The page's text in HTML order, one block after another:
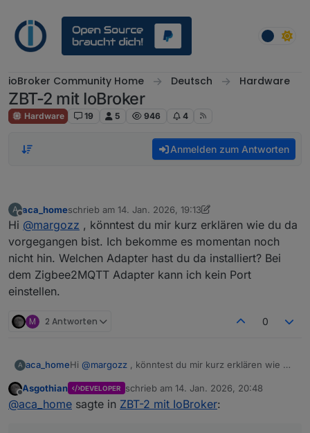
ioBroker Community Home Deutsch Hardware
ZBT-2 mit IoBroker
Hardware 19 5 946 4
Anmelden zum Antworten
A
Offline
aca_homeschrieb am 14. Jan. 2026, 19:13
zuletzt editiert von aca_home
Hi @margozz , könntest du mir kurz erklären wie du da
vorgegangen bist. Ich bekomme es momentan noch
nicht hin. Welchen Adapter hast du da installiert? Bei
dem Zigbee2MQTT Adapter kann ich kein Port
einstellen.
M 2 Antworten 0
A aca_homeHi @margozz , könntest du mir kurz erklären wie du
noch nicht hin. Welchen Adapter hast du da
installiert? Bei dem Zigbee2MQTT Adapter kann ich
Offline
Asgothian DEVELOPER schrieb am 14. Jan. 2026, 20:48
zuletzt editiert von
@aca_home sagte in ZBT-2 mit IoBroker: